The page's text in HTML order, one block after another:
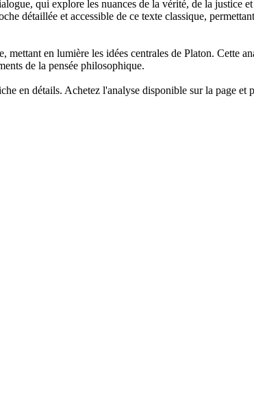
qui explore les nuances de la vérité, de la justice
détaillée et accessible de ce texte classique,
en lumière les idées centrales de Platon. Cette
de la pensée philosophique.
en détails. Achetez l'analyse disponible sur la page et